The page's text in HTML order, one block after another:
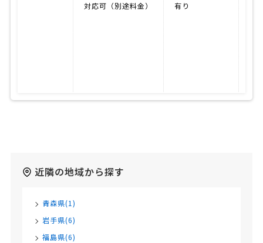
対応可（別途料金）
有り
近隣の地域から探す
青森県(1)
岩手県(6)
福島県(6)